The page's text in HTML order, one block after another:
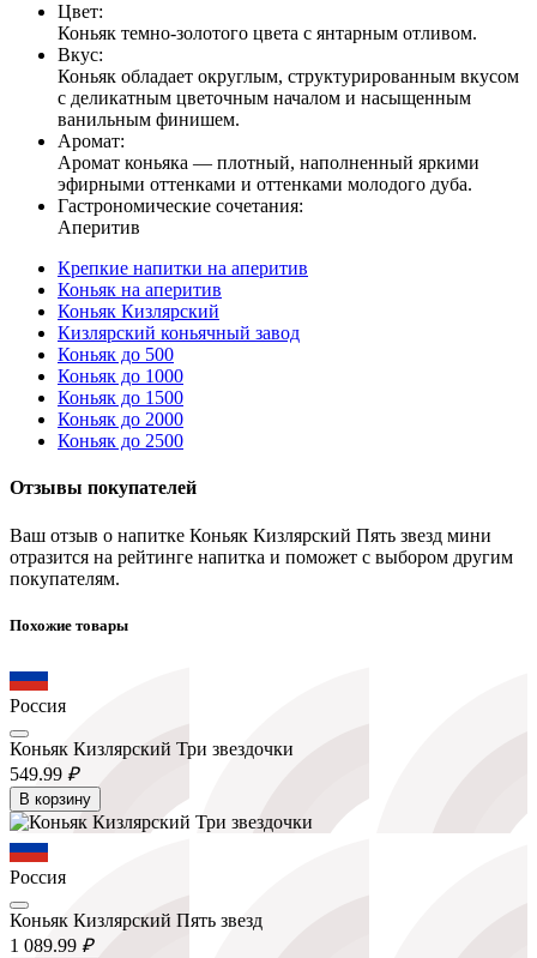
Цвет:
Коньяк темно-золотого цвета с янтарным отливом.
Вкус:
Коньяк обладает округлым, структурированным вкусом
с деликатным цветочным началом и насыщенным
ванильным финишем.
Аромат:
Аромат коньяка — плотный, наполненный яркими
эфирными оттенками и оттенками молодого дуба.
Гастрономические сочетания:
Аперитив
Крепкие напитки на аперитив
Коньяк на аперитив
Коньяк Кизлярский
Кизлярский коньячный завод
Коньяк до 500
Коньяк до 1000
Коньяк до 1500
Коньяк до 2000
Коньяк до 2500
Отзывы покупателей
Ваш отзыв о напитке Коньяк Кизлярский Пять звезд мини
отразится на рейтинге напитка и поможет с выбором другим
покупателям.
Похожие товары
Россия
Коньяк Кизлярский Три звездочки
549.99 ₽
В корзину
Россия
Коньяк Кизлярский Пять звезд
1 089.99 ₽